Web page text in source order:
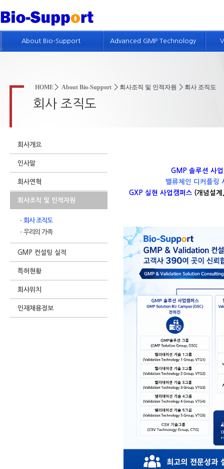
HOME About Bio-Support 회사조직 및 인적자원 회사 조직도
회사 조직도
회사개요
인사말
회사연혁
회사조직 및 인적자원
회사 조직도
우리의 가족
GMP 컨설팅 실적
특허현황
회사위치
인재채용정보
About Bio-Support
특허현황
회사위치
인재채용정보
Advanced GMP Technology
GMP 솔루션 사
밸류체인 디커플링
GXP 실현 사업캠퍼스 (개념설